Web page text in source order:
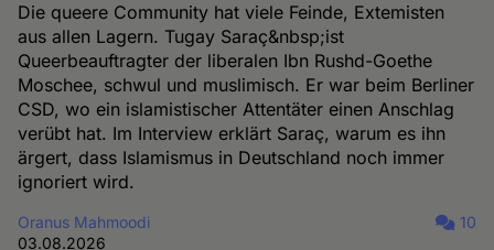
Die queere Community hat viele Feinde, Extemisten
aus allen Lagern. Tugay Saraç&nbsp;ist
Queerbeauftragter der liberalen Ibn Rushd-Goethe
Moschee, schwul und muslimisch. Er war beim Berliner
CSD, wo ein islamistischer Attentäter einen Anschlag
verübt hat. Im Interview erklärt Saraç, warum es ihn
ärgert, dass Islamismus in Deutschland noch immer
ignoriert wird.
Oranus Mahmoodi
03.08.2026
10